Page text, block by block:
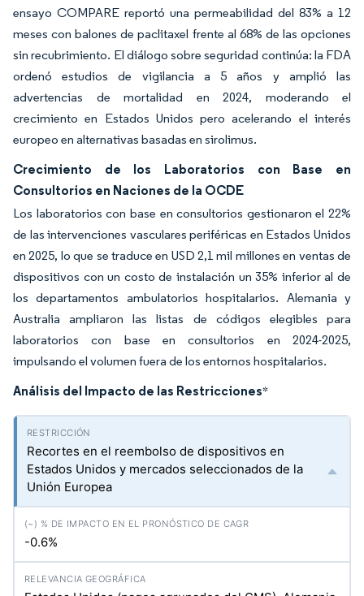
ensayo COMPARE reportó una permeabilidad del 83% a 12
meses con balones de paclitaxel frente al 68% de las opciones
sin recubrimiento. El diálogo sobre seguridad continúa: la FDA
ordenó estudios de vigilancia a 5 años y amplió las
advertencias de mortalidad en 2024, moderando el
crecimiento en Estados Unidos pero acelerando el interés
europeo en alternativas basadas en sirolimus.
Crecimiento de los Laboratorios con Base en
Consultorios en Naciones de la OCDE
Los laboratorios con base en consultorios gestionaron el 22%
de las intervenciones vasculares periféricas en Estados Unidos
en 2025, lo que se traduce en USD 2,1 mil millones en ventas de
dispositivos con un costo de instalación un 35% inferior al de
los departamentos ambulatorios hospitalarios. Alemania y
Australia ampliaron las listas de códigos elegibles para
laboratorios con base en consultorios en 2024-2025,
impulsando el volumen fuera de los entornos hospitalarios.
Análisis del Impacto de las Restricciones*
Recortes en el reembolso de dispositivos en
Estados Unidos y mercados seleccionados de la
Unión Europea
-0.6%